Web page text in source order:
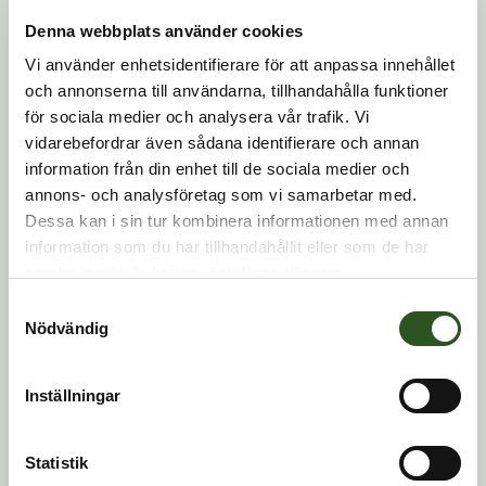
Denna webbplats använder cookies
Vi använder enhetsidentifierare för att anpassa innehållet
och annonserna till användarna, tillhandahålla funktioner
för sociala medier och analysera vår trafik. Vi
vidarebefordrar även sådana identifierare och annan
information från din enhet till de sociala medier och
annons- och analysföretag som vi samarbetar med.
Dessa kan i sin tur kombinera informationen med annan
information som du har tillhandahållit eller som de har
Nödvändig
Inställningar
Statistik
RÄDDNINGSDOCKOR•
SÅRSIMULATORER
Sårmarkörskada
Skärskada
SÅRSIMULATORER
Tourniquettränare arm